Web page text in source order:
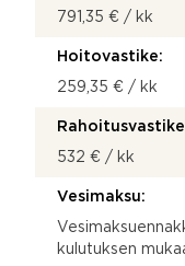
791,35 € / kk
Hoitovastike:
259,35 € / kk
532 € / kk
Vesimaksu:
kulutuksen